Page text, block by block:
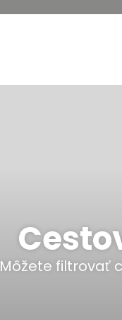
Môžete filtrovať